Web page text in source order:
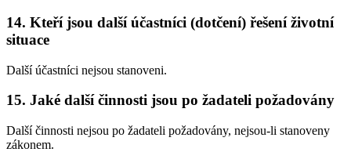
14. Kteří jsou další účastníci (dotčení) řešení životní
situace
Další účastníci nejsou stanoveni.
15. Jaké další činnosti jsou po žadateli požadovány
Další činnosti nejsou po žadateli požadovány, nejsou-li stanoveny
zákonem.